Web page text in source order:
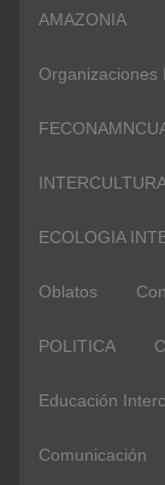
AMAZONIA
Organizaciones
ECOLOGIA
Oblatos
POLITICA
Educación
Comunicación